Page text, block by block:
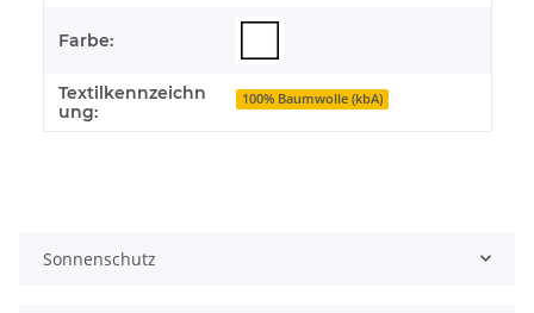
Farbe:
Textilkennzeichn
ung:
100% Baumwolle (kbA)
Sonnenschutz